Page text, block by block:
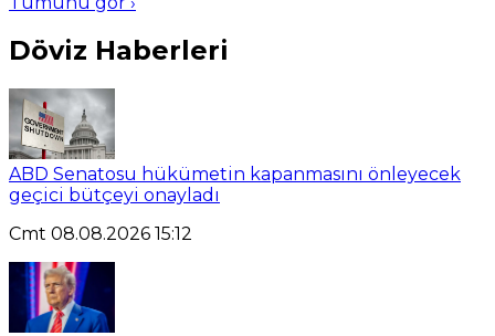
Döviz Haberleri
ABD Senatosu hükümetin kapanmasını önleyecek
geçici bütçeyi onayladı
Cmt 08.08.2026 15:12